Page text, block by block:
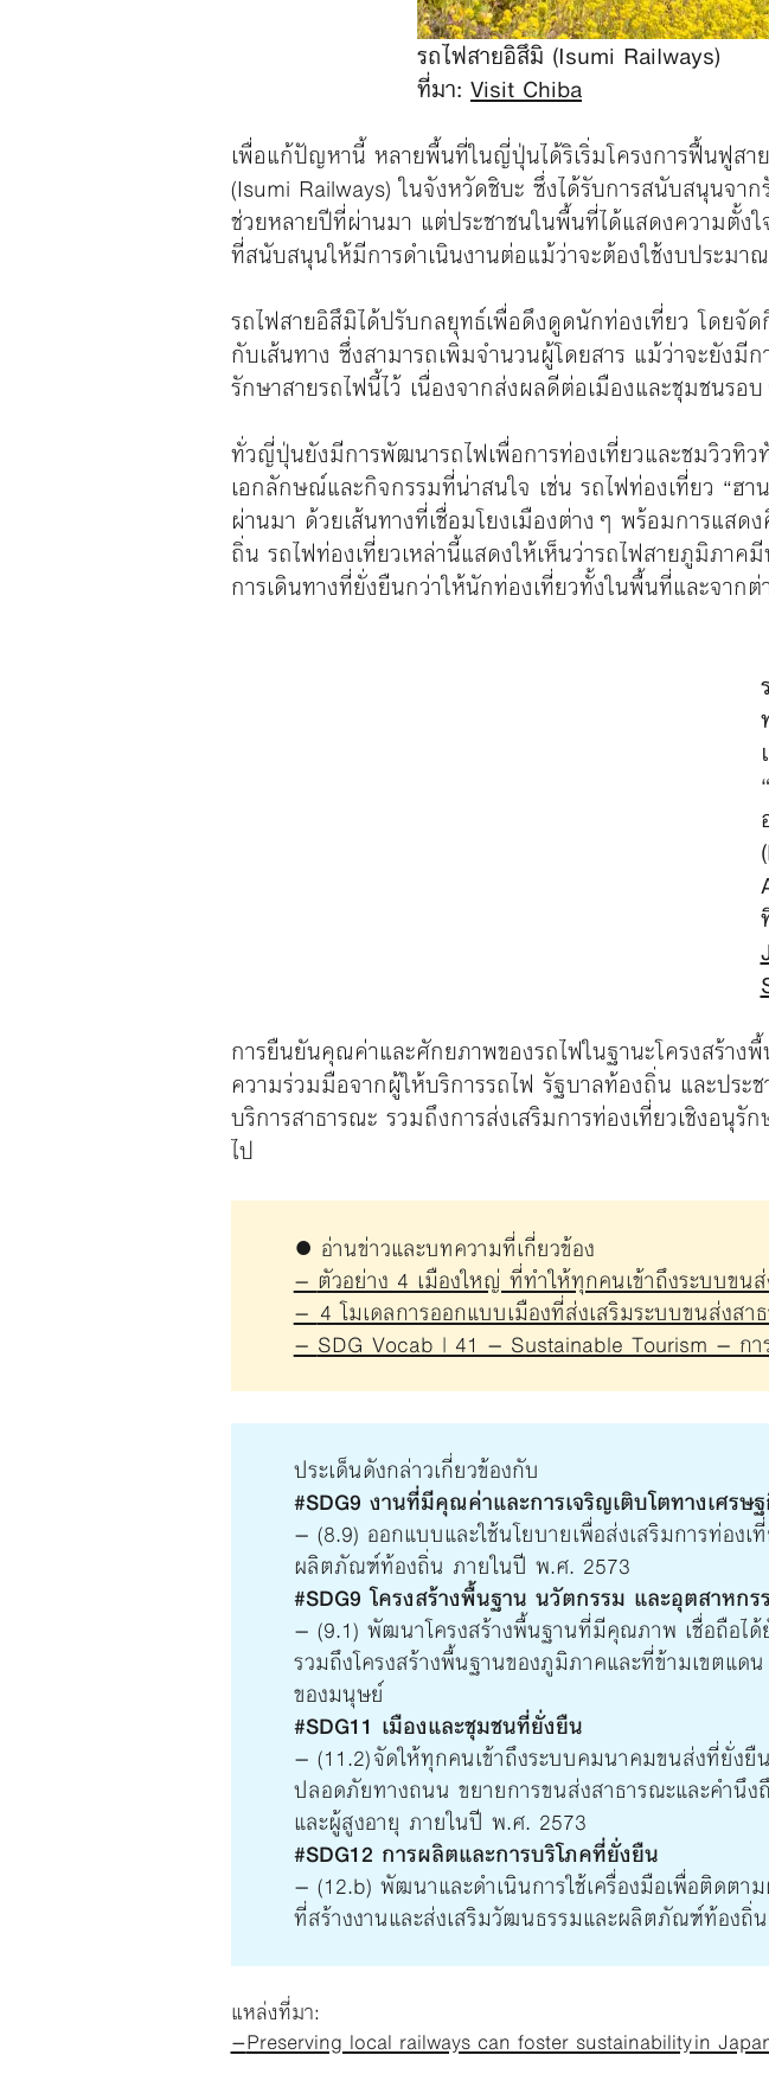
รถไฟสายอิสึมิ (Isumi Railways)
ที่มา: Visit Chiba
เพื่อแก้ปัญหานี้ หลายพื้นที่ในญี่ปุ่นได้ริเริ่มโครงการฟื้นฟูส
(Isumi Railways) ในจังหวัดชิบะ ซึ่งได้รับการสนับสนุนจ
ช่วยหลายปีที่ผ่านมา แต่ประชาชนในพื้นที่ได้แสดงความตั้ง
ที่สนับสนุนให้มีการดำเนินงานต่อแม้ว่าจะต้องใช้งบประมา
รถไฟสายอิสึมิได้ปรับกลยุทธ์เพื่อดึงดูดนักท่องเที่ยว โดยจัด
กับเส้นทาง ซึ่งสามารถเพิ่มจำนวนผู้โดยสาร แม้ว่าจะยัง
รักษาสายรถไฟนี้ไว้ เนื่องจากส่งผลดีต่อเมืองและชุมชนรอ
ทั่วญี่ปุ่นยังมีการพัฒนารถไฟเพื่อการท่องเที่ยวและชมวิวทิ
เอกลักษณ์และกิจกรรมที่น่าสนใจ เช่น รถไฟท่องเที่ยว “ฮ
ผ่านมา ด้วยเส้นทางที่เชื่อมโยงเมืองต่างๆ พร้อมการแส
ถิ่น รถไฟท่องเที่ยวเหล่านี้แสดงให้เห็นว่ารถไฟสายภูมิภา
การเดินทางที่ยั่งยืนกว่าให้นักท่องเที่ยวทั้งในพื้นที่และจากต่
การยืนยันคุณค่าและศักยภาพของรถไฟในฐานะโครงสร้า
ความร่วมมือจากผู้ให้บริการรถไฟ รัฐบาลท้องถิ่น และประ
บริการสาธารณะ รวมถึงการส่งเสริมการท่องเที่ยวเชิงอ
ไป
● อ่านข่าวและบทความที่เกี่ยวข้อง
–ตัวอย่าง 4 เมืองใหญ่ ที่ทำให้ทุกคนเข้าถึงระบบขน
–4 โมเดลการออกแบบเมืองที่ส่งเสริมระบบขนส่งส
–SDG Vocab | 41 – Sustainable Tourism – กา
ประเด็นดังกล่าวเกี่ยวข้องกับ
#SDG9 งานที่มีคุณค่าและการเจริญเติบโตทางเศรษ
– (8.9) ออกแบบและใช้นโยบายเพื่อส่งเสริมการท่อง
ผลิตภัณฑ์ท้องถิ่น ภายในปี พ.ศ. 2573
#SDG9 โครงสร้างพื้นฐาน นวัตกรรม และอุตสาหกร
– (9.1) พัฒนาโครงสร้างพื้นฐานที่มีคุณภาพ เชื่อถือไ
รวมถึงโครงสร้างพื้นฐานของภูมิภาคและที่ข้ามเขตแ
ของมนุษย์
#SDG11 เมืองและชุมชนที่ยั่งยืน
– (11.2) จัดให้ทุกคนเข้าถึงระบบคมนาคมขนส่งที่ยั่ง
ปลอดภัยทางถนน ขยายการขนส่งสาธารณะและคำนึ
และผู้สูงอายุ ภายในปี พ.ศ. 2573
#SDG12 การผลิตและการบริโภคที่ยั่งยืน
– (12.b) พัฒนาและดำเนินการใช้เครื่องมือเพื่อติดต
ที่สร้างงานและส่งเสริมวัฒนธรรมและผลิตภัณฑ์ท้องถิ่น
แหล่งที่มา:
–Preserving local railways can foster sustainability in